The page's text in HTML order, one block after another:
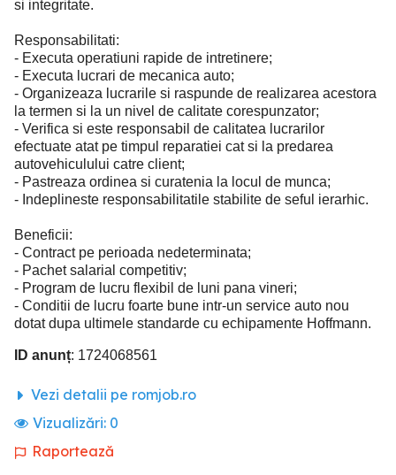
si integritate.
Responsabilitati:
- Executa operatiuni rapide de intretinere;
- Executa lucrari de mecanica auto;
- Organizeaza lucrarile si raspunde de realizarea acestora
la termen si la un nivel de calitate corespunzator;
- Verifica si este responsabil de calitatea lucrarilor
efectuate atat pe timpul reparatiei cat si la predarea
autovehiculului catre client;
- Pastreaza ordinea si curatenia la locul de munca;
- Indeplineste responsabilitatile stabilite de seful ierarhic.
Beneficii:
- Contract pe perioada nedeterminata;
- Pachet salarial competitiv;
- Program de lucru flexibil de luni pana vineri;
- Conditii de lucru foarte bune intr-un service auto nou
dotat dupa ultimele standarde cu echipamente Hoffmann.
ID anunț: 1724068561
Vezi detalii pe romjob.ro
Vizualizări: 0
Raportează